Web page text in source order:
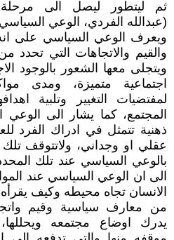
ثم ليتطور ليصل الى مرحلة
(عبدالله الفردي، الوعي السياسي في
ويعرف الوعي السياسي على
والقيم والاتجاهات التي تحدد
ويتجلى معها الشعور بالوجود
اجتماعية متميزة، ومدى
لمفتضيات التغيير وتلبية
المجتمع، كما يشار الى
ذهنية تتمثل في ادراك الفرد
عقلي او وجداني، ولاتتوقف تلك
بالوعي السياسي عند تلك
الى ان الوعي السياسي عند
الانسان تجاه محيطه وكيف
من معارف سياسية وقيم
يدرك اوضاع مجتمعه